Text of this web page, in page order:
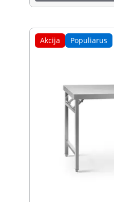
Akcija Populiarus